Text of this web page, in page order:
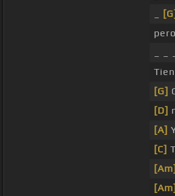
[G]
[G]
[D]
[A]
[C]
[Am]
[Am]